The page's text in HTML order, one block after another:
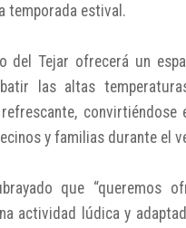
temporada estival.
del Tejar ofrecerá un
las altas
convirtiéndose
y familias durante el
que “queremos
actividad lúdica y